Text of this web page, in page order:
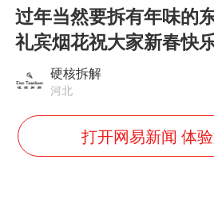
以军士兵
2025年小学
过年当然要拆有年味的
礼宾烟花祝大家新春快
硬核拆解
河北
打开网易新闻 体